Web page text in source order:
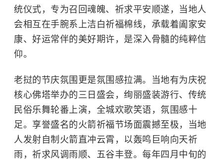
统仪式，专为召回魂魄、祈求平安顺遂，当地人
会相互在手腕系上洁白祈福棉线，承载着阖家安
康、好运常伴的美好期许，是深入骨髓的纯粹信
仰。
老挝的节庆氛围更是氛围感拉满。当地有为庆祝
核心佛塔举办的三日盛会，绚丽盛装游行、传统
民俗乐舞轮番上演，全城欢歌笑语，氛围感十
足。享誉盛名的火箭祈福节场面震撼至极，当地
人发射自制火箭直冲云霄，以轰鸣巨响向天祈
雨，祈求风调雨顺、五谷丰登。每年四月中旬的